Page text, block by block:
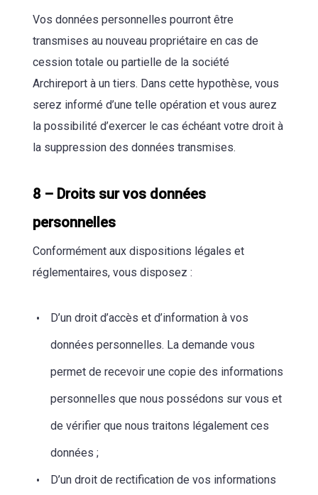
Vos données personnelles pourront être
transmises au nouveau propriétaire en cas de
cession totale ou partielle de la société
Archireport à un tiers. Dans cette hypothèse, vous
serez informé d’une telle opération et vous aurez
la possibilité d’exercer le cas échéant votre droit à
la suppression des données transmises.
8 – Droits sur vos données
personnelles
Conformément aux dispositions légales et
réglementaires, vous disposez :
D’un droit d’accès et d’information à vos
données personnelles. La demande vous
permet de recevoir une copie des informations
personnelles que nous possédons sur vous et
de vérifier que nous traitons légalement ces
données ;
D’un droit de rectification de vos informations